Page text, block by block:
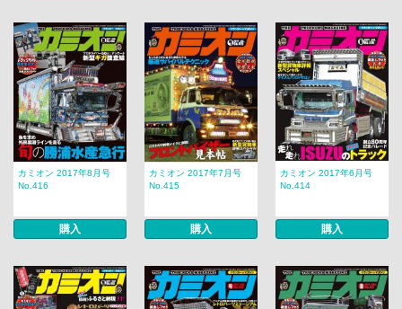
カミオン 2017年8月号
No.416
購入
カミオン 2017年7月号
No.415
購入
カミオン 2017年6月号
No.414
購入